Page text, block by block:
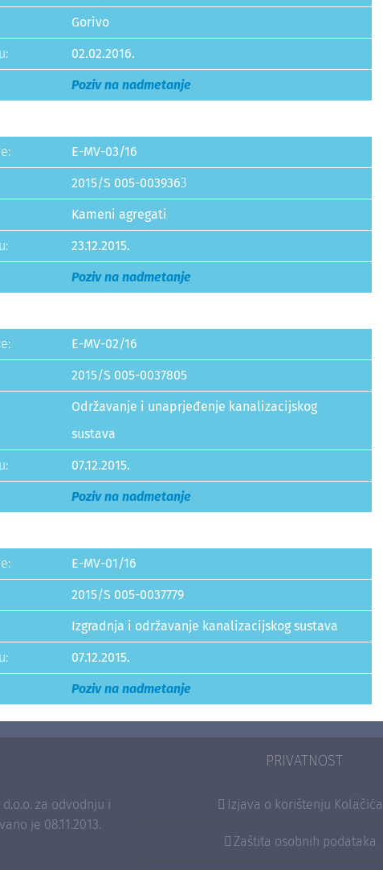
Gorivo
02.02.2016.
Poziv na nadmetanje
E-MV-03/16
2015/S 005-0039363
Kameni agregati
23.12.2015.
Poziv na nadmetanje
E-MV-02/16
2015/S 005-0037805
Održavanje i unaprjeđenje kanalizacijskog
sustava
07.12.2015.
Poziv na nadmetanje
E-MV-01/16
2015/S 005-0037779
Izgradnja i održavanje kanalizacijskog sustava
07.12.2015.
Poziv na nadmetanje
d.o.o. za odvodnju i
je 08.11.2013.
PRIVATNOST
Izjava o korištenju Kolačića
Zaštita osobnih podataka